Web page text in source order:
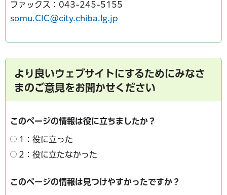
ファックス：043-245-5155
somu.CIC@city.chiba.lg.jp
より良いウェブサイトにするためにみなさ
まのご意見をお聞かせください
このページの情報は役に立ちましたか？
1：役に立った
2：役に立たなかった
このページの情報は見つけやすかったですか？